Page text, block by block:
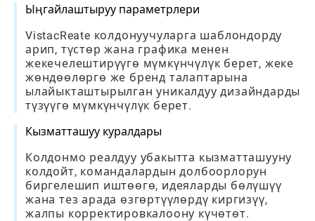
Ыңгайлаштыруу параметрлери
VistacReate колдонуучуларга шаблондорду
арип, түстөр жана графика менен
жекечелештирүүгө мүмкүнчүлүк берет, жеке
жөндөөлөргө же бренд талаптарына
ылайыкташтырылган уникалдуу дизайндарды
түзүүгө мүмкүнчүлүк берет.
Кызматташуу куралдары
Колдонмо реалдуу убакытта кызматташууну
колдойт, командалардын долбоорлорун
биргелешип иштөөгө, идеяларды бөлүшүү
жана тез арада өзгөртүүлөрдү киргизүү,
жалпы корректировкалоону күчөтөт.